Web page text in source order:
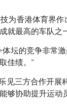
为香港体育界
就最高的车队
坛的竞争非常
佳绩。”
见三方合作开
够协助提升运